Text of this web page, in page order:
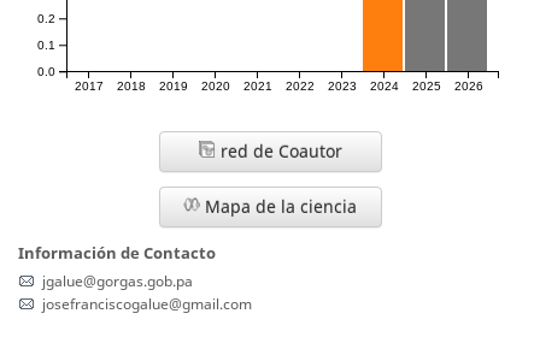
2017 2018 2019 2020 2021 2022 2023 2024 2025 2026
0.0
0.1
0.2
red de Coautor
Mapa de la ciencia
Información de Contacto
jgalue@gorgas.gob.pa
josefranciscogalue@gmail.com